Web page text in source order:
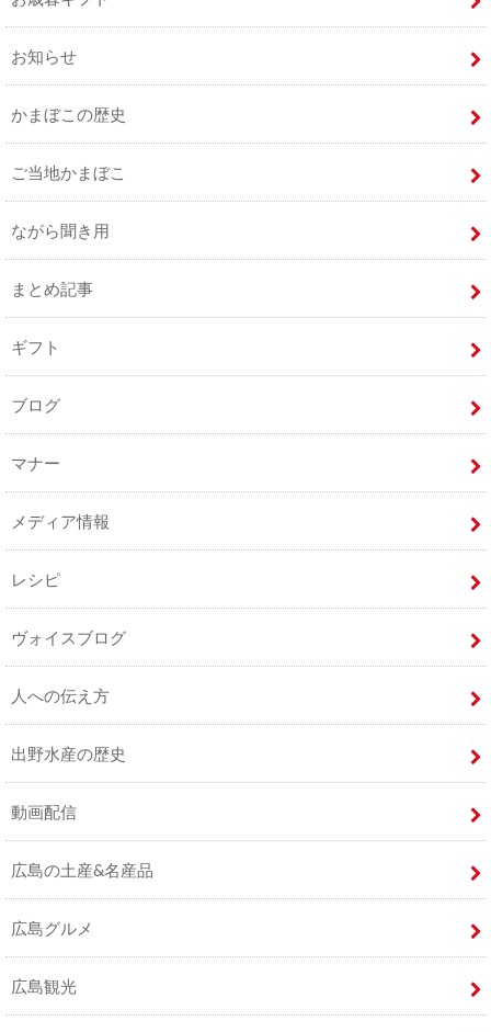
お知らせ
かまぼこの歴史
ご当地かまぼこ
ながら聞き用
まとめ記事
ギフト
ブログ
マナー
メディア情報
レシピ
ヴォイスブログ
人への伝え方
出野水産の歴史
動画配信
広島の土産&名産品
広島グルメ
広島観光